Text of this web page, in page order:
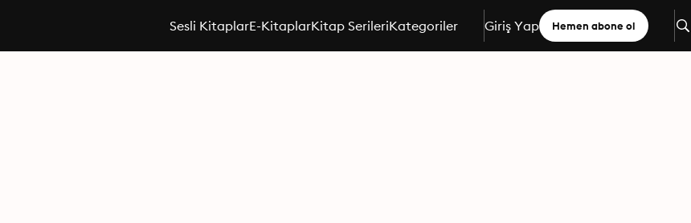
Sesli KitaplarE-KitaplarKitap SerileriKategoriler Giriş Yap Hemen abone ol